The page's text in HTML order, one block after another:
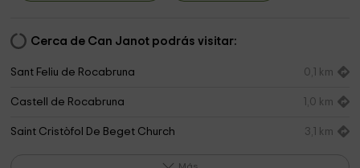
Cerca de Can Janot podrás visitar:
Sant Feliu de Rocabruna 0,1 km
Castell de Rocabruna 1,0 km
Saint Cristòfol De Beget Church 3,1 km